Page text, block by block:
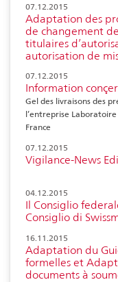
07.12.2015
Adaptation des
de changement
titulaires
autorisation de
07.12.2015
Information
Gel des livraisons des
l’entreprise Laboratoire
France
07.12.2015
Vigilance-News
04.12.2015
Il Consiglio
Consiglio di
16.11.2015
Adaptation du
formelles et
documents à